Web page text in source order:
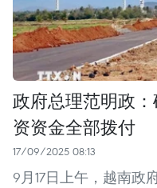
政府总理范明政
资资金全部拨付
17/09/2025 08:13
9月17日上午，越南政